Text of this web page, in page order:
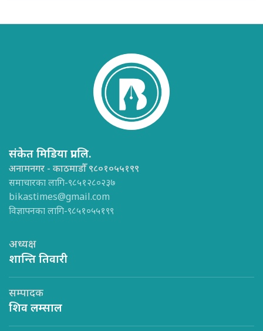
संकेत मिडिया प्रा.लि.
अनामनगर - काठमाडौँ ९८०१०५५१९९
समाचारका लागि-९८५१२८०२३७
bikastimes@gmail.com
विज्ञापनका लागि-९८५१०५५१९९
अध्यक्ष
शान्ति तिवारी
सम्पादक
शिव लम्साल